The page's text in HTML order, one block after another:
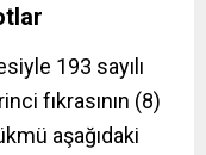
193 sayılı
fıkrasının (8)
aşağıdaki